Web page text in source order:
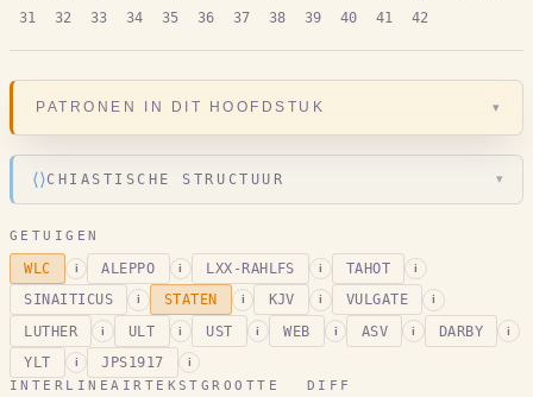
31
32 33 34 35 36 37 38 39 40 41 42
PATRONEN IN DIT HOOFDSTUK ▾
⟨⟩CHIASTISCHE STRUCTUUR ▾
GETUIGEN
WLC i ALEPPO i LXX-RAHLFS i TAHOT i
SINAITICUS i STATEN i KJV i VULGATE i
LUTHER i ULT i UST i WEB i ASV i DARBY i
YLT i JPS1917 i
INTERLINEAIR TEKSTGROOTTE DIFF